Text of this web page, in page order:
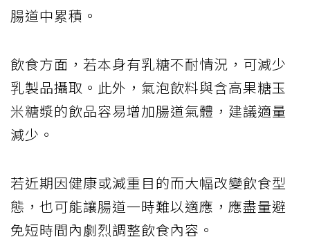
腸道中累積。
飲食方面，若本身有乳糖不耐情況，可減少
乳製品攝取。此外，氣泡飲料與含高果糖玉
米糖漿的飲品容易增加腸道氣體，建議適量
減少。
若近期因健康或減重目的而大幅改變飲食型
態，也可能讓腸道一時難以適應，應盡量避
免短時間內劇烈調整飲食內容。